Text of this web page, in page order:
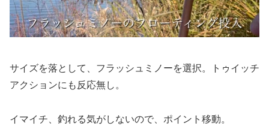
サイズを落として、フラッシュミノーを選択。トゥイッチ
アクションにも反応無し。
イマイチ、釣れる気がしないので、ポイント移動。